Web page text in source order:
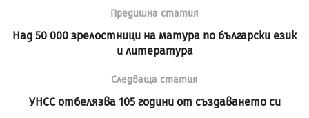
Предишна статия
Над 50 000 зрелостници на матура по български език
и литература
Следваща статия
УНСС отбелязва 105 години от създаването си